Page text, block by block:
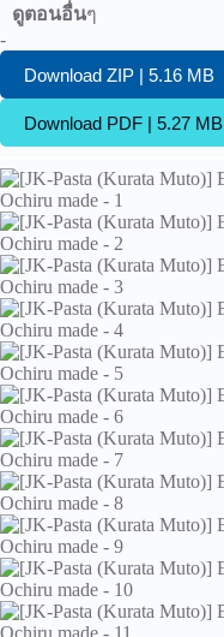
ดูตอนอื่นๆ
-
Download ZIP | 5.16 MB
Download PDF | 5.27 MB